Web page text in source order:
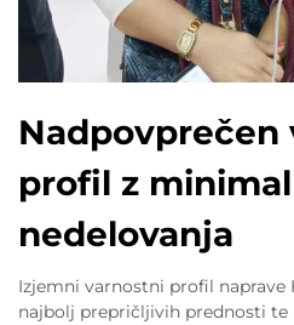
Nadpovprečen
profil z
nedelovanja
Izjemni varnostni profil naprave
najbolj prepričljivih prednosti te